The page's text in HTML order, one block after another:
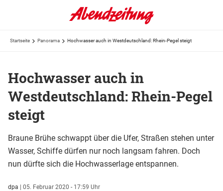
Startseite Panorama Hochwasser auch in Westdeutschland: Rhein-Pegel steigt
Hochwasser auch in
Westdeutschland: Rhein-Pegel
steigt
Braune Brühe schwappt über die Ufer, Straßen stehen unter
Wasser, Schiffe dürfen nur noch langsam fahren. Doch
nun dürfte sich die Hochwasserlage entspannen.
dpa | 05. Februar 2020 - 17:59 Uhr